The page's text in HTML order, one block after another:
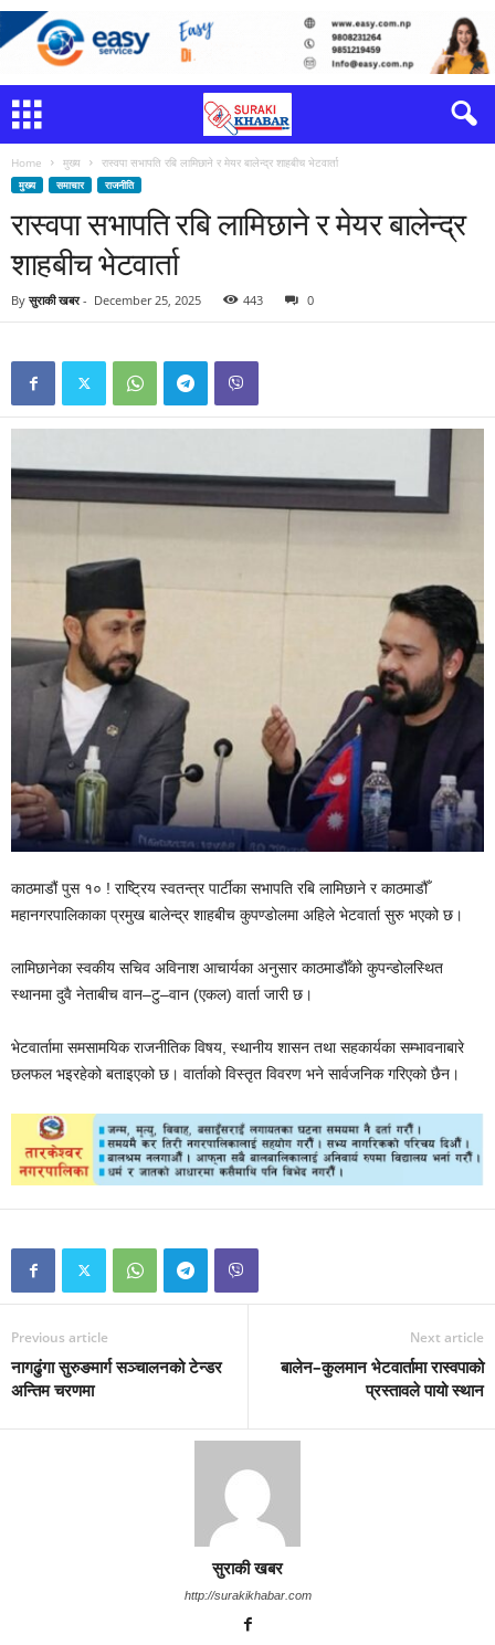
Home मुख्य रास्वपा सभापति रबि लामिछाने र मेयर बालेन्द्र शाहबीच भेटवार्ता
मुख्य समाचार राजनीति
रास्वपा सभापति रबि लामिछाने र मेयर बालेन्द्र
शाहबीच भेटवार्ता
By सुराकी खबर- December 25, 2025 443 0
काठमाडौं पुस १० ! राष्ट्रिय स्वतन्त्र पार्टीका सभापति रबि लामिछाने र काठमाडौँ
महानगरपालिकाका प्रमुख बालेन्द्र शाहबीच कुपण्डोलमा अहिले भेटवार्ता सुरु भएको छ।
लामिछानेका स्वकीय सचिव अविनाश आचार्यका अनुसार काठमाडौँको कुपन्डोलस्थित
स्थानमा दुवै नेताबीच वान–टु–वान (एकल) वार्ता जारी छ।
भेटवार्तामा समसामयिक राजनीतिक विषय, स्थानीय शासन तथा सहकार्यका सम्भावनाबारे
छलफल भइरहेको बताइएको छ। वार्ताको विस्तृत विवरण भने सार्वजनिक गरिएको छैन।
Previous article
नागढुंगा सुरुङमार्ग सञ्चालनको टेन्डर
अन्तिम चरणमा
Next article
बालेन–कुलमान भेटवार्तामा रास्वपाको
प्रस्तावले पायो स्थान
सुराकी खबर
http://surakikhabar.com